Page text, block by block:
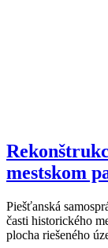
mestskom
Piešťanská
časti historického
plocha riešeného